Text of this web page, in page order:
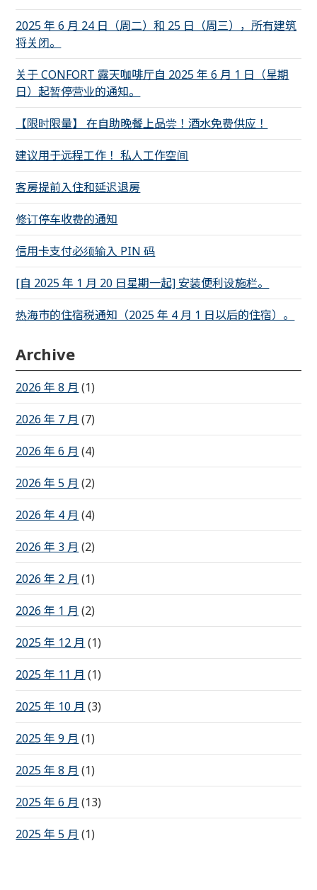
2025 年 6 月 24 日（周二）和 25 日（周三），所有建筑
将关闭。
关于 CONFORT 露天咖啡厅自 2025 年 6 月 1 日（星期
日）起暂停营业的通知。
【限时限量】 在自助晚餐上品尝！酒水免费供应！
建议用于远程工作！ 私人工作空间
客房提前入住和延迟退房
修订停车收费的通知
信用卡支付必须输入 PIN 码
[自 2025 年 1 月 20 日星期一起] 安装便利设施栏。
热海市的住宿税通知（2025 年 4 月 1 日以后的住宿）。
Archive
2026 年 8 月 (1)
2026 年 7 月 (7)
2026 年 6 月 (4)
2026 年 5 月 (2)
2026 年 4 月 (4)
2026 年 3 月 (2)
2026 年 2 月 (1)
2026 年 1 月 (2)
2025 年 12 月 (1)
2025 年 11 月 (1)
2025 年 10 月 (3)
2025 年 9 月 (1)
2025 年 8 月 (1)
2025 年 6 月 (13)
2025 年 5 月 (1)